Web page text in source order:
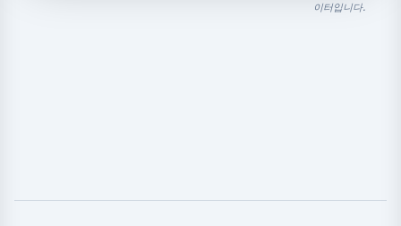
이터입니다.